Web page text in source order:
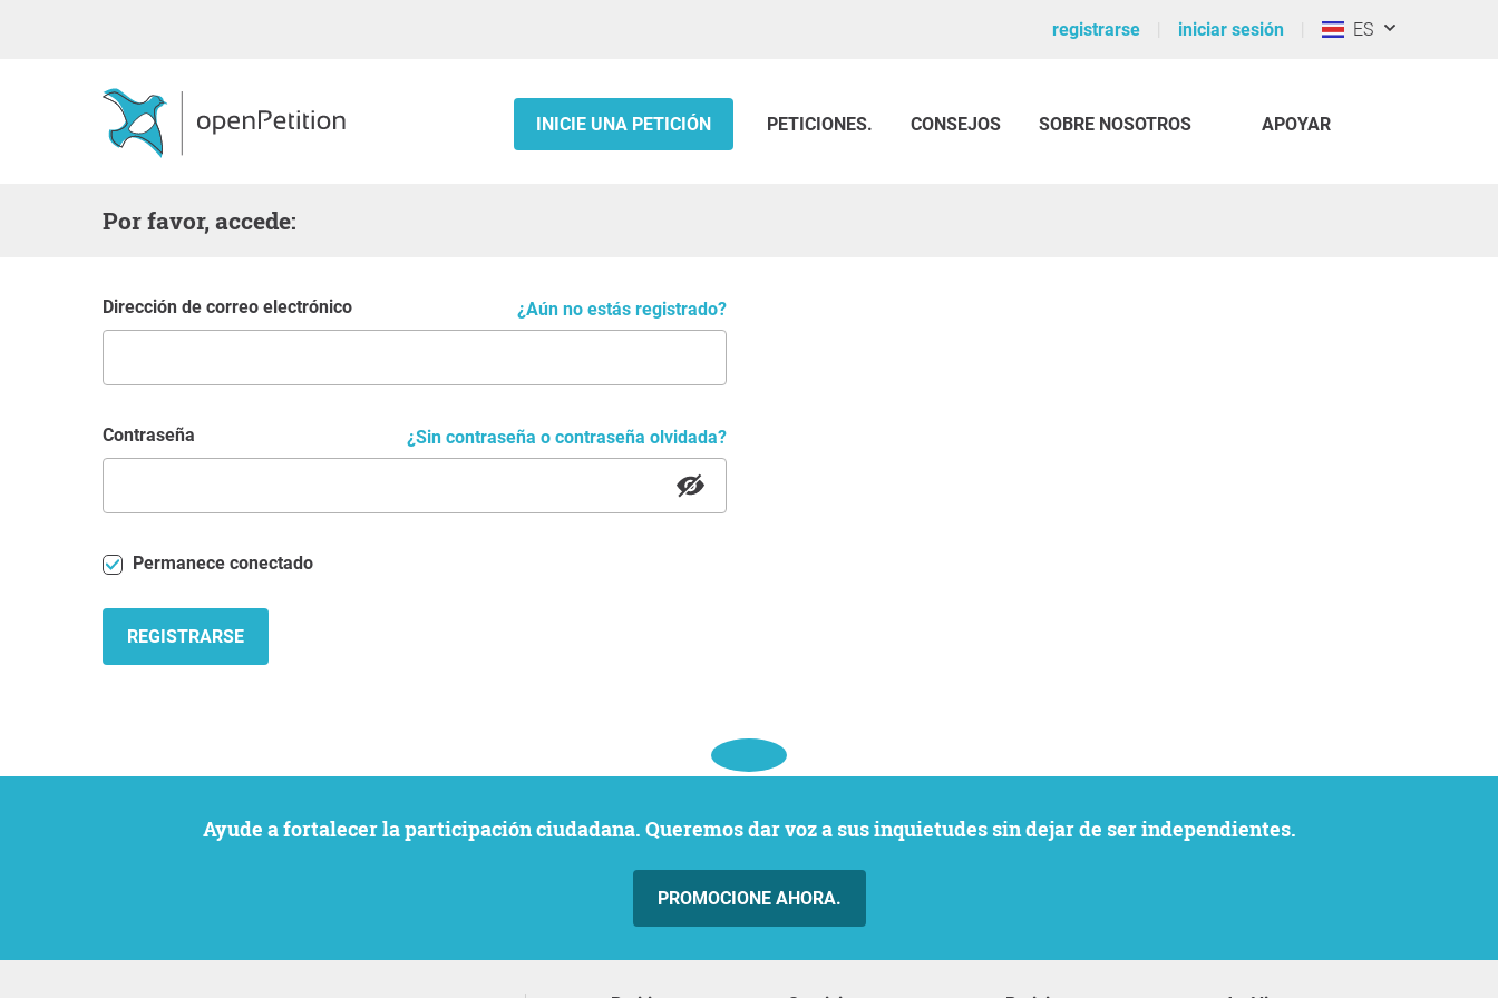
registrarse iniciar sesión ES
INICIE UNA PETICIÓN PETICIONES. CONSEJOS SOBRE NOSOTROS APOYAR
Por favor, accede:
Dirección de correo electrónico ¿Aún no estás registrado?
Contraseña ¿Sin contraseña o contraseña olvidada?
Permanece conectado
REGISTRARSE
Ayude a fortalecer la participación ciudadana. Queremos dar voz a sus inquietudes sin dejar de ser independientes.
PROMOCIONE AHORA.